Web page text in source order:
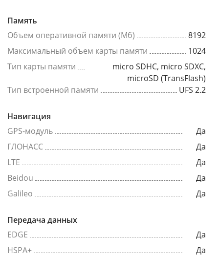
Память
Объем оперативной памяти (Мб)
8192
Максимальный объем карты памяти
1024
Тип карты памяти
micro SDHC, micro SDXC,
microSD (TransFlash)
Тип встроенной памяти
UFS 2.2
Навигация
GPS-модуль
Да
ГЛОНАСС
Да
LTE
Да
Beidou
Да
Galileo
Да
Передача данных
EDGE
Да
HSPA+
Да